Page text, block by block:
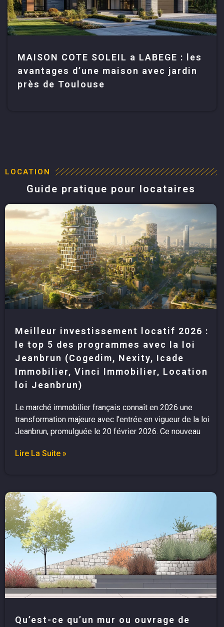
MAISON COTE SOLEIL a LABEGE : les
avantages d’une maison avec jardin
près de Toulouse
LOCATION
Guide pratique pour locataires
Meilleur investissement locatif 2026 :
le top 5 des programmes avec la loi
Jeanbrun (Cogedim, Nexity, Icade
Immobilier, Vinci Immobilier, Location
loi Jeanbrun)
Le marché immobilier français connaît en 2026 une
transformation majeure avec l'entrée en vigueur de la loi
Jeanbrun, promulguée le 20 février 2026. Ce nouveau
Lire La Suite »
Qu’est-ce qu’un mur ou ouvrage de